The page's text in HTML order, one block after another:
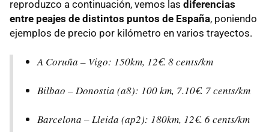
reproduzco a continuación, vemos las diferencias
entre peajes de distintos puntos de España, poniendo
ejemplos de precio por kilómetro en varios trayectos.
A Coruña – Vigo: 150km, 12€. 8 cents/km
Bilbao – Donostia (a8): 100 km, 7.10€. 7 cents/km
Barcelona – Lleida (ap2): 180km, 12€. 6 cents/km